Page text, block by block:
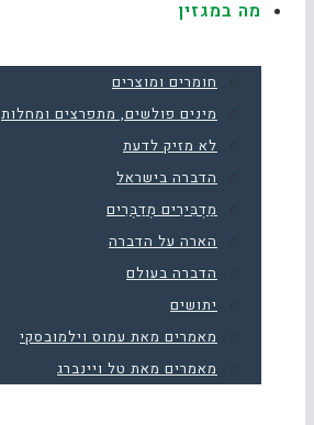
מה במגזין
חומרים ומוצרים
מינים פולשים, מתפרצים ומחלות
לא מזיק לדעת
הדברה בישראל
מַדְבִּירִים מְדַבְּרִים
הארה על הדברה
הדברה בעולם
יתושים
מאמרים מאת עמוס וילמובסקי
מאמרים מאת טל ויינברג